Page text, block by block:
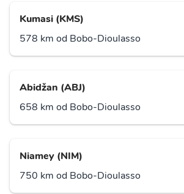
Kumasi (KMS)
578 km od Bobo-Dioulasso
Abidžan (ABJ)
658 km od Bobo-Dioulasso
Niamey (NIM)
750 km od Bobo-Dioulasso